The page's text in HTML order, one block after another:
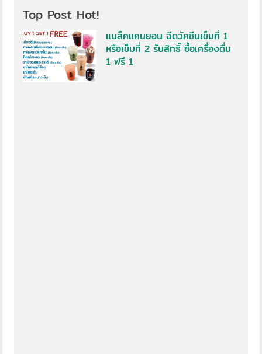
Top Post Hot!
แบล็คแคนยอน ฉีดวัคซีนเข็มที่ 1
หรือเข็มที่ 2 รับสิทธิ์ ซื้อเครื่องดื่ม
1 ฟรี 1